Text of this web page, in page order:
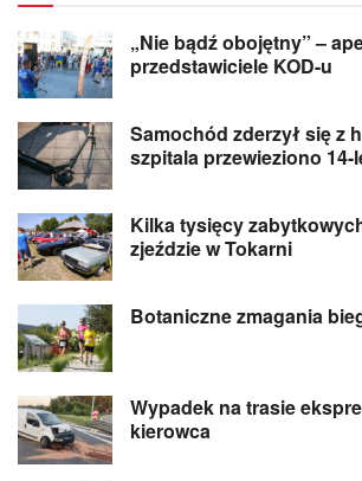
„Nie bądź obojętny” –
przedstawiciele KOD-u
Samochód zderzył się z
szpitala przewieziono
Kilka tysięcy
zjeździe w Tokarni
Botaniczne zmagania
Wypadek na trasie
kierowca